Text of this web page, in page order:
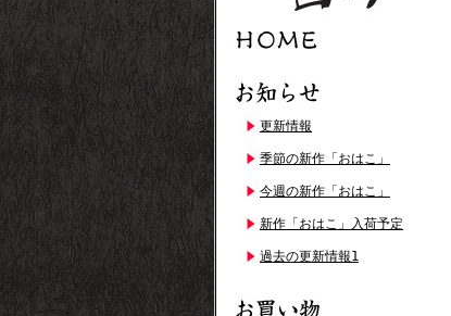
更新情報
季節の新作「おはこ」
今週の新作「おはこ」
新作「おはこ」入荷予定
過去の更新情報1